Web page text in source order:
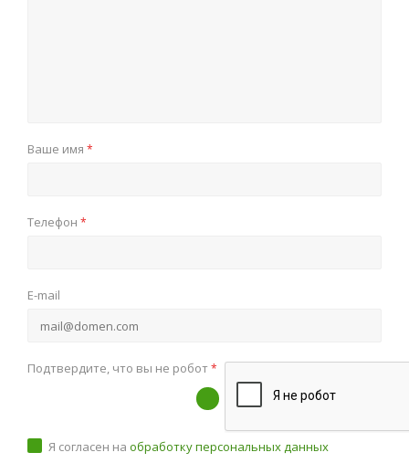
Ваше имя *
Телефон *
E-mail
Подтвердите, что вы не робот*
Я согласен на обработку персональных данных